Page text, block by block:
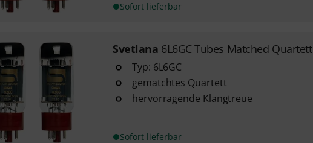
Sofort lieferbar
Svetlana 6L6GC Tubes Matched Quartett
Typ: 6L6GC
gematchtes Quartett
hervorragende Klangtreue
Sofort lieferbar